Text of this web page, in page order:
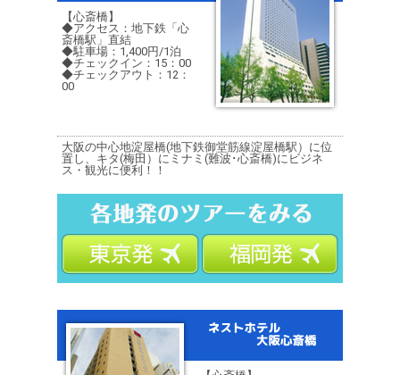
【心斎橋】
◆アクセス：地下鉄「心
斎橋駅」直結
◆駐車場：1,400円/1泊
◆チェックイン：15：00
◆チェックアウト：12：
00
大阪の中心地淀屋橋(地下鉄御堂筋線淀屋橋駅）に位
置し、キタ(梅田）にミナミ(難波･心斎橋)にビジネ
ス・観光に便利！！